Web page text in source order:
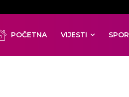
POČETNA VIJESTI